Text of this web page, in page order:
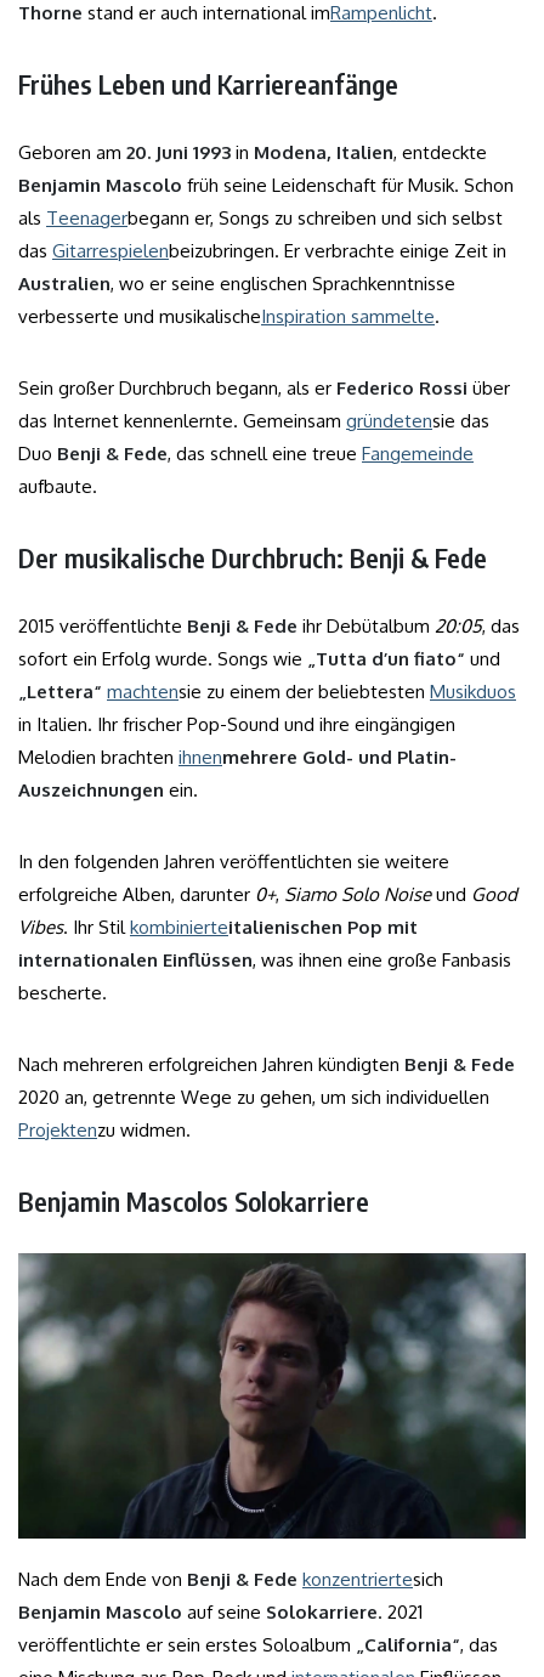
Thorne stand er auch international imRampenlicht.
Frühes Leben und Karriereanfänge
Geboren am 20. Juni 1993 in Modena, Italien, entdeckte
Benjamin Mascolo früh seine Leidenschaft für Musik. Schon
als Teenagerbegann er, Songs zu schreiben und sich selbst
das Gitarrespielenbeizubringen. Er verbrachte einige Zeit in
Australien, wo er seine englischen Sprachkenntnisse
verbesserte und musikalischeInspiration sammelte.
Sein großer Durchbruch begann, als er Federico Rossi über
das Internet kennenlernte. Gemeinsam gründetensie das
Duo Benji & Fede, das schnell eine treue Fangemeinde
aufbaute.
Der musikalische Durchbruch: Benji & Fede
2015 veröffentlichte Benji & Fede ihr Debütalbum 20:05, das
sofort ein Erfolg wurde. Songs wie „Tutta d’un fiato“ und
„Lettera“ machtensie zu einem der beliebtesten Musikduos
in Italien. Ihr frischer Pop-Sound und ihre eingängigen
Melodien brachten ihnenmehrere Gold- und Platin-
Auszeichnungen ein.
In den folgenden Jahren veröffentlichten sie weitere
erfolgreiche Alben, darunter 0+, Siamo Solo Noiseund Good
Vibes. Ihr Stilkombinierteitalienischen Pop mit
internationalen Einflüssen, was ihnen eine große Fanbasis
bescherte.
Nach mehreren erfolgreichen Jahren kündigten Benji & Fede
2020 an, getrennte Wege zu gehen, um sich individuellen
Projektenzu widmen.
Benjamin Mascolos Solokarriere
Nach dem Ende von Benji & Fede konzentriertesich
Benjamin Mascolo auf seine Solokarriere. 2021
veröffentlichte er sein erstes Soloalbum „California“, das